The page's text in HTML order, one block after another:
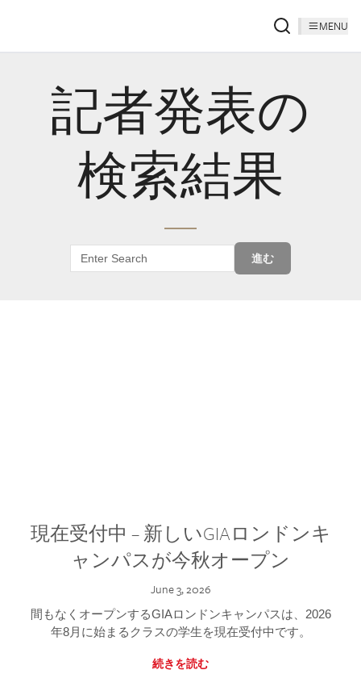
MENU
記者発表の
検索結果
進む
現在受付中 – 新しいGIAロンドンキ
ャンパスが今秋オープン
June 3, 2026
間もなくオープンするGIAロンドンキャンパスは、2026
年8月に始まるクラスの学生を現在受付中です。
続きを読む